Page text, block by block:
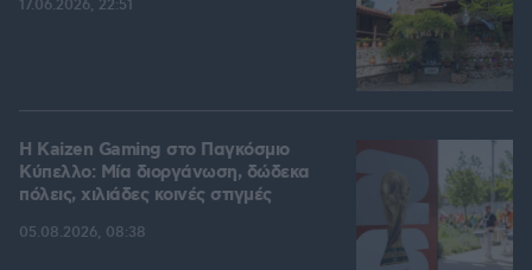
17.06.2026, 22:51
H Kaizen Gaming στο Παγκόσμιο
Kύπελλο: Μία διοργάνωση, δώδεκα
πόλεις, χιλιάδες κοινές στιγμές
05.08.2026, 08:38